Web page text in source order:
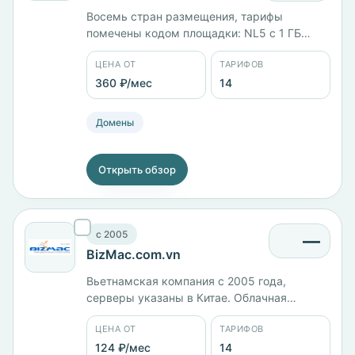
Восемь стран размещения, тарифы
помечены кодом площадки: NL5 с 1 ГБ
памяти стоит 539 ₽/мес, NL7 с 2 ядрами и 2
ГБ — 719 ₽/мес, NL11 с 4 ядрами и 8 ГБ —
1529 ₽/мес. На виртуальном хостинге
тариф с 4 ГБ диска — 360 ₽/мес. Панели
cPanel и ISPmanager.
ЦЕНА ОТ
360 ₽/мес
ТАРИФОВ
14
Домены
Открыть обзор
c 2005
BizMac.com.vn
—
Вьетнамская компания с 2005 года,
серверы указаны в Китае. Облачная
линейка: VNLite с 1 ГБ памяти стоит 782 ₽/
мес, Professional с 2 ядрами и 4 ГБ — 1565
₽/мес, Corporate с 6 ядрами и 8 ГБ — 4695
ЦЕНА ОТ
124 ₽/мес
ТАРИФОВ
14